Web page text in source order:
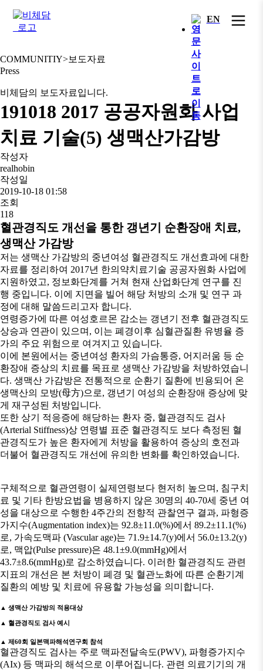
건
너
기
EN
COMMUNITIY>보도자료
Press
비체담의 보도자료입니다.
191018 2017 공공자원화 사업
치료 기술(5) 생맥산가감방
작성자
realhobin
작성일
2019-10-18 01:58
조회
118
혈관경직도 개선을 통한 갱년기 순환장애 치료,
생맥산 가감방
저는 생맥산 가감방의 중년여성 혈관경직도 개선효과에 대한
자료를 정리하여 2017년 한의약치료기술 공공자원화 사업에
지원하였고, 정보화단계를 거쳐 현재 산업화단계 연구를 진
행 중입니다. 이에 지면을 빌어 해당 처방의 소개 및 연구 과
정에 대해 말씀드리고자 합니다.
연령증가에 따른 여성호르몬 감소는 갱년기 전후 혈관경직도
상승과 연관이 있으며, 이는 폐경이후 심혈관질환 유병율 증
가의 주요 위험으로 여겨지고 있습니다.
이에 본원에서는 중년여성 환자의 가슴통증, 어지러움 등 순
환장애 증상의 치료를 목표로 생맥산 가감방을 처방하였습니
다. 생맥산 가감방은 전통적으로 순환기 질환에 빈용되어 온
생맥산의 모방(母方)으로, 갱년기 여성의 순환장애 증상에 맞
게 재구성된 처방입니다.
또한 상기 적응증에 해당하는 환자 중, 혈관경직도 검사
(Arterial Stiffness)상 연령별 표준 혈관경직도 보다 측정된 혈
관경직도가 높은 환자에게 처방을 활용하여 증상의 호전과
더불어 혈관경직도 개선에 유의한 변화를 확인하였습니다.
구체적으로 혈관연령이 실제연령보다 현저히 높으며, 침구치
료 및 기타 한방요법을 병용하지 않은 30명의 40-70세 중년 여
성을 대상으로 수행한 4주간의 전향적 관찰연구 결과, 파형증
가지수(Augmentation index)는 92.8±11.0(%)에서 89.2±11.1(%)
로, 가속도맥파 (Vascular age)는 71.9±14.7(y)에서 56.0±13.2(y)
로, 맥압(Pulse pressure)은 48.1±9.0(mmHg)에서
43.7±8.6(mmHg)로 감소하였습니다. 이러한 혈관경직도 관련
지표의 개선은 본 처방이 폐경 및 혈관노화에 따른 순환기계
질환의 예방 및 치료에 유용할 가능성을 의미합니다.
▲ 생맥산 가감방의 적용대상
▲ 혈관경직도 검사 예시
▲ 제60회 일본맥파해석연구회 참석
혈관경직도 검사는 주로 맥파전달속도(PWV), 파형증가지수
(AIx) 등 맥파의 해석으로 이루어집니다. 관련 의료기기의 개